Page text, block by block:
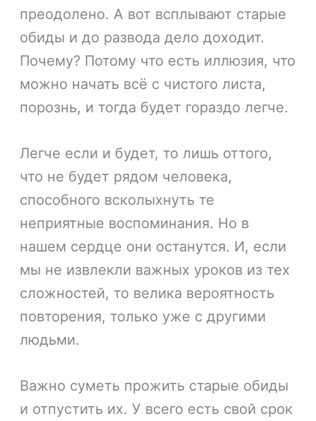
преодолено. А вот всплывают старые
обиды и до развода дело доходит.
Почему? Потому что есть иллюзия, что
можно начать всё с чистого листа,
порознь, и тогда будет гораздо легче.
Легче если и будет, то лишь оттого,
что не будет рядом человека,
способного всколыхнуть те
неприятные воспоминания. Но в
нашем сердце они останутся. И, если
мы не извлекли важных уроков из тех
сложностей, то велика вероятность
повторения, только уже с другими
людьми.
Важно суметь прожить старые обиды
и отпустить их. У всего есть свой срок